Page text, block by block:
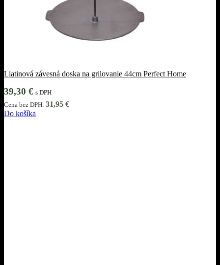
Liatinová závesná doska na grilovanie 44cm Perfect Home
39,30 € s DPH
Cena bez DPH: 31,95 €
Do košíka